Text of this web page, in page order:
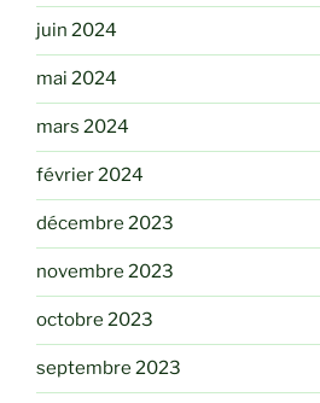
juin 2024
mai 2024
mars 2024
février 2024
décembre 2023
novembre 2023
octobre 2023
septembre 2023